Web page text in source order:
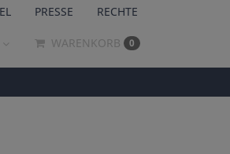
PRESSE RECHTE
WARENKORB 0